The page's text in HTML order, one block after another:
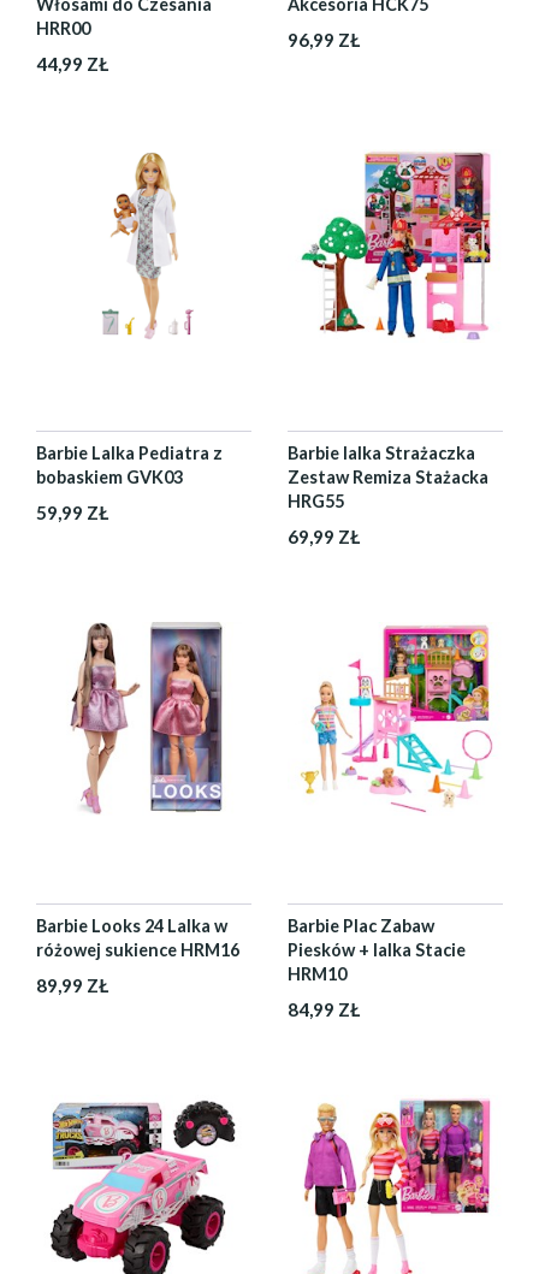
Włosami do Czesania
HRR00
44,99 ZŁ
Akcesoria HCK75
96,99 ZŁ
Barbie Lalka Pediatra z
bobaskiem GVK03
59,99 ZŁ
Barbie lalka Strażaczka
Zestaw Remiza Stażacka
HRG55
69,99 ZŁ
Barbie Looks 24 Lalka w
różowej sukience HRM16
89,99 ZŁ
Barbie Plac Zabaw
Piesków + lalka Stacie
HRM10
84,99 ZŁ